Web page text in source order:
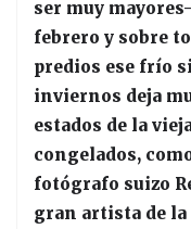
ser muy
febrero y sobre
predios ese frío
inviernos deja
estados de la
congelados,
fotógrafo suizo
gran artista de